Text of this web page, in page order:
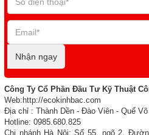
Nhận ngay
Công Ty Cổ Phần Đầu Tư Kỹ Thuật
Web:http://ecokinhbac.com
Địa chỉ : Thành Dền - Đào Viên - Quế
Hotline: 0985.680.825
Chi nhánh Hà Nội: Số 55, ngõ 2,